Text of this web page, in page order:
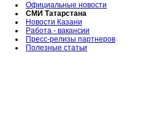
Официальные новости
СМИ Татарстана
Новости Казани
Работа - вакансии
Пресс-релизы партнеров
Полезные статьи